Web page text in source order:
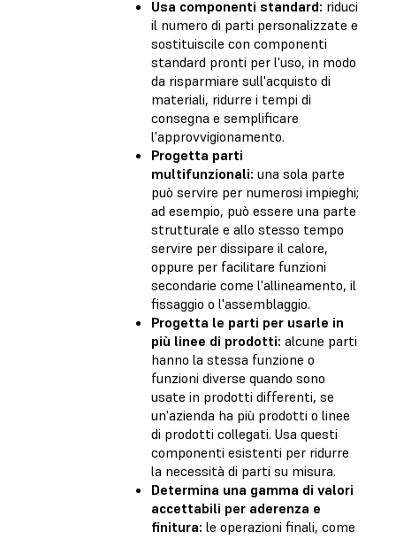
Usa componenti standard: riduci
il numero di parti personalizzate e
sostituiscile con componenti
standard pronti per l'uso, in modo
da risparmiare sull'acquisto di
materiali, ridurre i tempi di
consegna e semplificare
l'approvvigionamento.
Progetta parti
multifunzionali: una sola parte
può servire per numerosi impieghi;
ad esempio, può essere una parte
strutturale e allo stesso tempo
servire per dissipare il calore,
oppure per facilitare funzioni
secondarie come l'allineamento, il
fissaggio o l'assemblaggio.
Progetta le parti per usarle in
più linee di prodotti: alcune parti
hanno la stessa funzione o
funzioni diverse quando sono
usate in prodotti differenti, se
un'azienda ha più prodotti o linee
di prodotti collegati. Usa questi
componenti esistenti per ridurre
la necessità di parti su misura.
Determina una gamma di valori
accettabili per aderenza e
finitura: le operazioni finali, come